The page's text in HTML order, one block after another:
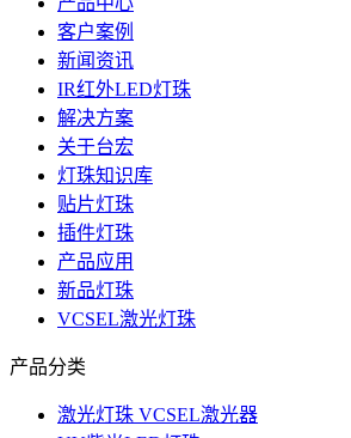
客户案例
新闻资讯
IR红外LED灯珠
解决方案
关于台宏
灯珠知识库
贴片灯珠
插件灯珠
产品应用
新品灯珠
VCSEL激光灯珠
产品分类
激光灯珠 VCSEL激光器